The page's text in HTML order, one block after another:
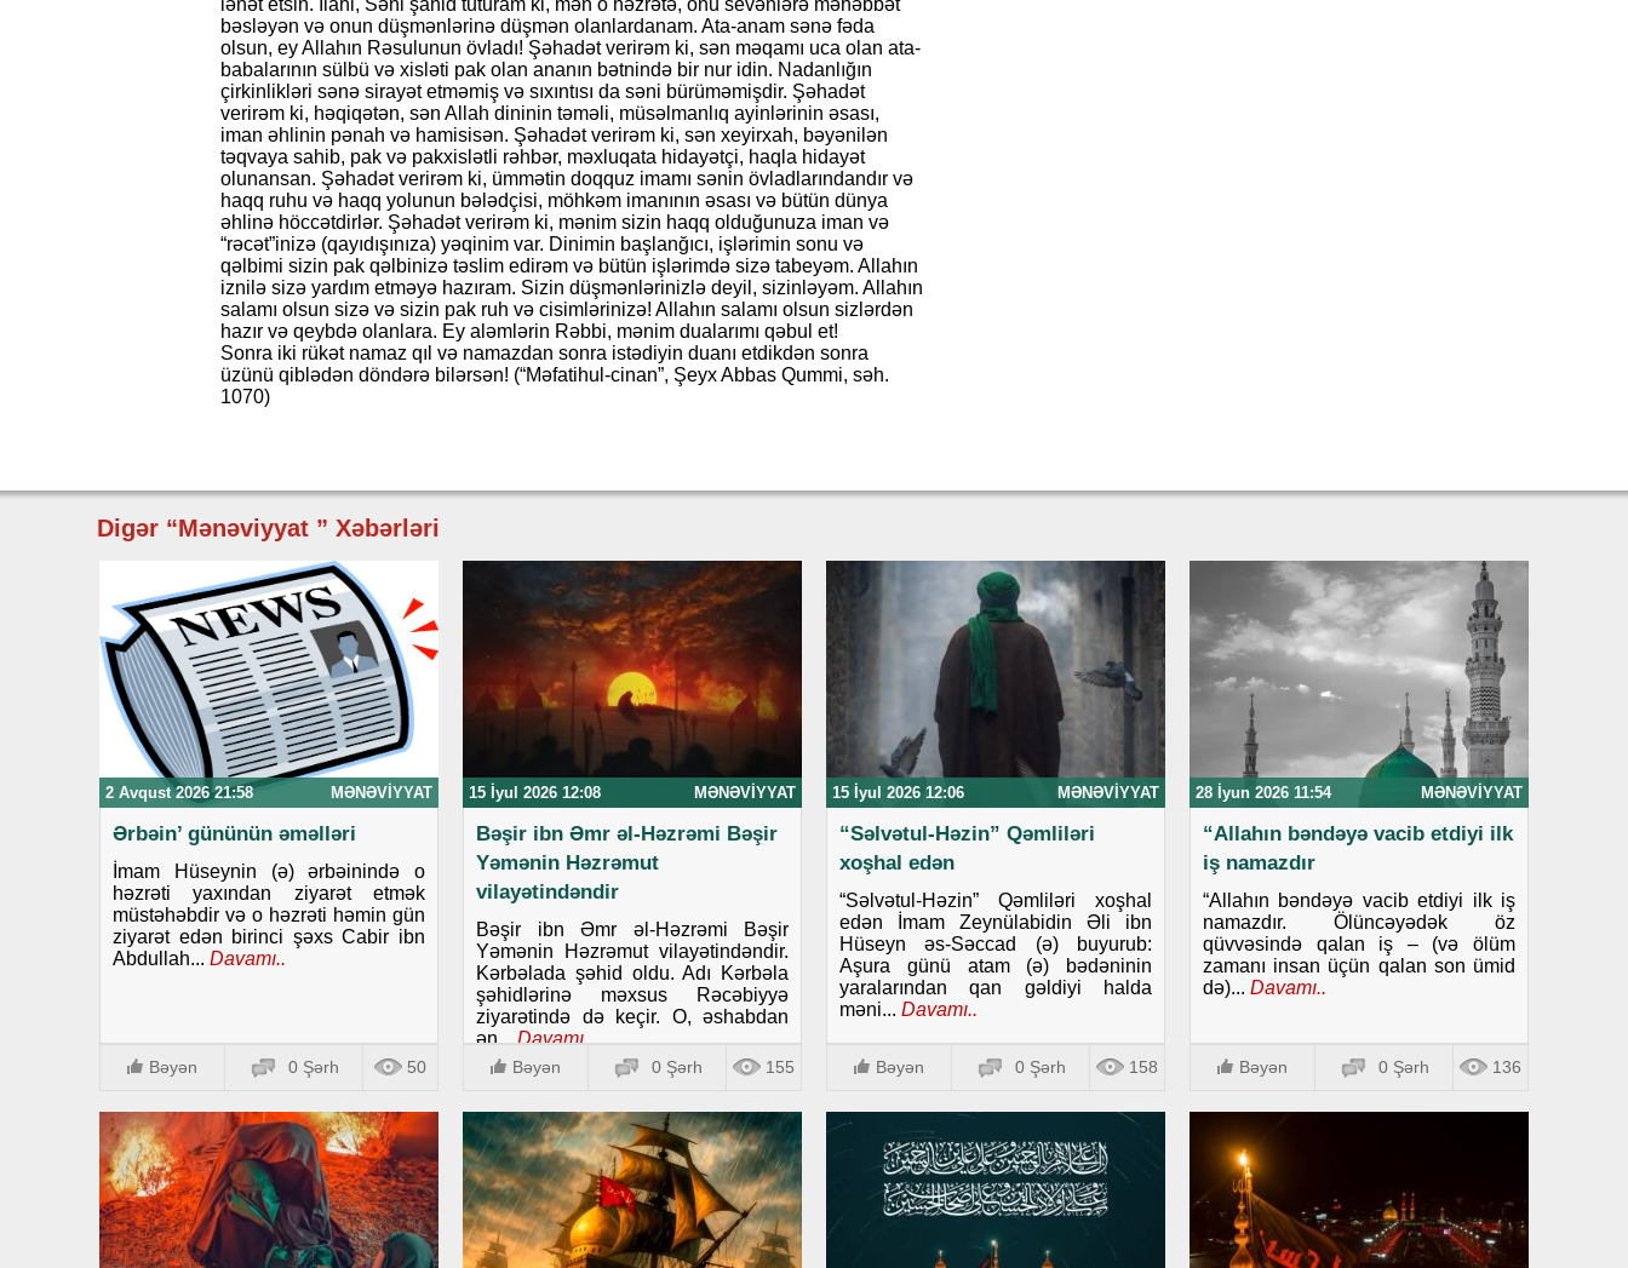
lənət etsin. İlahi, Səni şahid tuturam ki, mən o həzrətə, onu sevənlərə məhəbbət
bəsləyən və onun düşmənlərinə düşmən olanlardanam. Ata-anam sənə fəda
olsun, ey Allahın Rəsulunun övladı! Şəhadət verirəm ki, sən məqamı uca olan ata-
babalarının sülbü və xisləti pak olan ananın bətnində bir nur idin. Nadanlığın
çirkinlikləri sənə sirayət etməmiş və sıxıntısı da səni bürüməmişdir. Şəhadət
verirəm ki, həqiqətən, sən Allah dininin təməli, müsəlmanlıq ayinlərinin əsası,
iman əhlinin pənah və hamisisən. Şəhadət verirəm ki, sən xeyirxah, bəyənilən
təqvaya sahib, pak və pakxislətli rəhbər, məxluqata hidayətçi, haqla hidayət
olunansan. Şəhadət verirəm ki, ümmətin doqquz imamı sənin övladlarındandır və
haqq ruhu və haqq yolunun bələdçisi, möhkəm imanının əsası və bütün dünya
əhlinə höccətdirlər. Şəhadət verirəm ki, mənim sizin haqq olduğunuza iman və
“rəcət”inizə (qayıdışınıza) yəqinim var. Dinimin başlanğıcı, işlərimin sonu və
qəlbimi sizin pak qəlbinizə təslim edirəm və bütün işlərimdə sizə tabeyəm. Allahın
iznilə sizə yardım etməyə hazıram. Sizin düşmənlərinizlə deyil, sizinləyəm. Allahın
salamı olsun sizə və sizin pak ruh və cisimlərinizə! Allahın salamı olsun sizlərdən
hazır və qeybdə olanlara. Ey aləmlərin Rəbbi, mənim dualarımı qəbul et!
Sonra iki rükət namaz qıl və namazdan sonra istədiyin duanı etdikdən sonra
üzünü qiblədən döndərə bilərsən! (“Məfatihul-cinan”, Şeyx Abbas Qummi, səh.
1070)
Digər “Mənəviyyat ” Xəbərləri
2 Avqust 2026 21:58 MƏNƏVIYYAT
Ərbəin’ gününün əməlləri
İmam Hüseynin (ə) ərbəinində o
həzrəti yaxından ziyarət etmək
müstəhəbdir və o həzrəti həmin gün
ziyarət edən birinci şəxs Cabir ibn
Abdullah... Davamı..
Bəyən 0 Şərh 50
15 İyul 2026 12:08 MƏNƏVIYYAT
Bəşir ibn Əmr əl-Həzrəmi Bəşir
Yəmənin Həzrəmut
vilayətindəndir
Bəşir ibn Əmr əl-Həzrəmi Bəşir
Yəmənin Həzrəmut vilayətindəndir.
Kərbəlada şəhid oldu. Adı Kərbəla
şəhidlərinə məxsus Rəcəbiyyə
ziyarətində də keçir. O, əshabdan
ən...Davamı..
Bəyən 0 Şərh 155
15 İyul 2026 12:06 MƏNƏVIYYAT
“Səlvətul-Həzin” Qəmliləri
xoşhal edən
“Səlvətul-Həzin” Qəmliləri xoşhal
edən İmam Zeynülabidin Əli ibn
Hüseyn əs-Səccad (ə) buyurub:
Aşura günü atam (ə) bədəninin
yaralarından qan gəldiyi halda
məni... Davamı..
Bəyən 0 Şərh 158
28 İyun 2026 11:54 MƏNƏVIYYAT
“Allahın bəndəyə vacib etdiyi ilk
iş namazdır
“Allahın bəndəyə vacib etdiyi ilk iş
namazdır. Ölüncəyədək öz
qüvvəsində qalan iş – (və ölüm
zamanı insan üçün qalan son ümid
də)... Davamı..
Bəyən 0 Şərh 136